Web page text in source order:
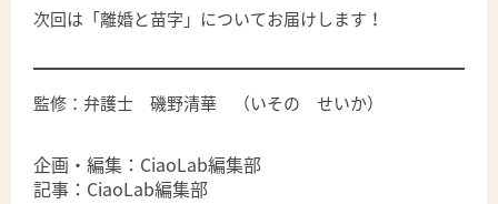
次回は「離婚と苗字」についてお届けします！
監修：弁護士 磯野清華 （いその せいか）
企画・編集：CiaoLab編集部
記事：CiaoLab編集部